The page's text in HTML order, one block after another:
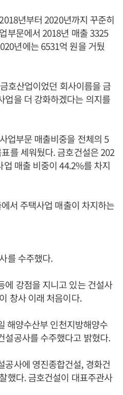
년부터 2020년까지 꾸준히
부문에서 2018년 매출 3325
년에는 6531억 원을 거뒀
호산업이었던 회사이름을 금
업을 더 강화하겠다는 의지를
업부문 매출비중을 전체의 5
를 세워뒀다. 금호건설은 202
매출 비중이 44.2%를 차지
서 주택사업 매출이 차지하는
를 수주했다.
에 강점을 지니고 있는 건설사
창사 이래 처음이다.
해양수산부 인천지방해양수
설공사를 수주했다고 밝혔다.
공사에 영진종합건설, 경화건
했다. 금호건설이 대표주관사